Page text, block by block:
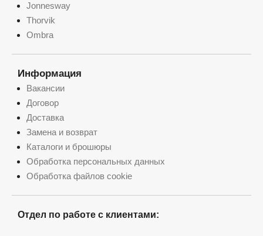
Jonnesway
Thorvik
Ombra
Информация
Вакансии
Договор
Доставка
Замена и возврат
Каталоги и брошюры
Обработка персональных данных
Обработка файлов cookie
Отдел по работе с клиентами: